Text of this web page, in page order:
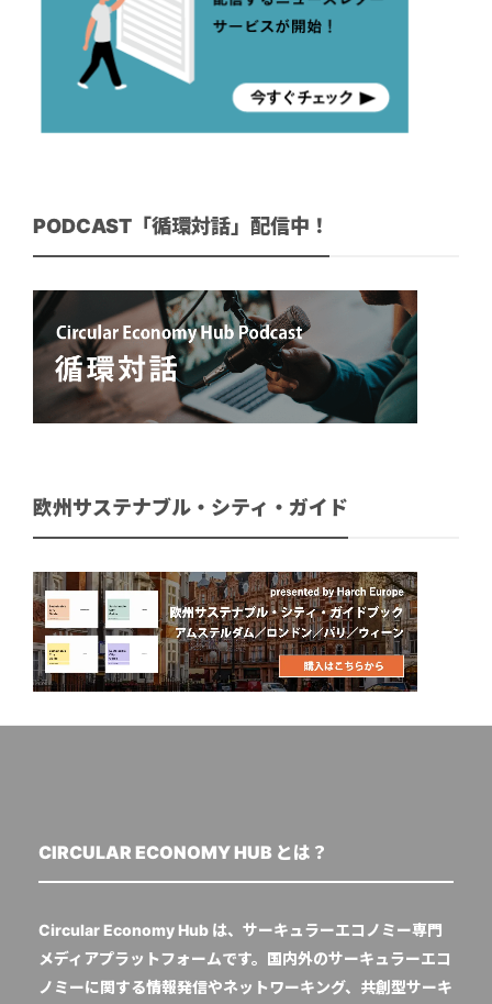
PODCAST「循環対話」配信中！
欧州サステナブル・シティ・ガイド
CIRCULAR ECONOMY HUB とは？
Circular Economy Hub は、サーキュラーエコノミー専門
メディアプラットフォームです。国内外のサーキュラーエコ
ノミーに関する情報発信やネットワーキング、共創型サーキ